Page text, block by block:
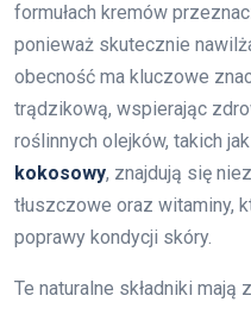
formułach kremów
ponieważ skutecznie
obecność ma kluczowe
trądzikową, wspierając
roślinnych olejków, takich jak
kokosowy, znajdują się
tłuszczowe oraz witaminy,
poprawy kondycji skóry.
Te naturalne składniki mają